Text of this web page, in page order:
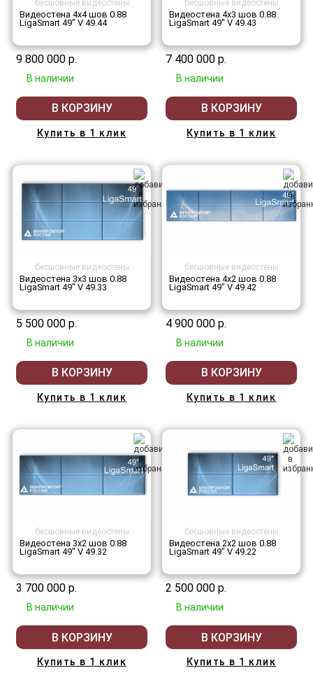
бесшовные видеостены
Видеостена 4x4 шов 0.88
LigaSmart 49" V 49.44
9 800 000 р.
В наличии
В КОРЗИНУ
Купить в 1 клик
бесшовные видеостены
Видеостена 4x3 шов 0.88
LigaSmart 49" V 49.43
7 400 000 р.
В наличии
В КОРЗИНУ
Купить в 1 клик
бесшовные видеостены
Видеостена 3x3 шов 0.88
LigaSmart 49" V 49.33
5 500 000 р.
В наличии
В КОРЗИНУ
Купить в 1 клик
бесшовные видеостены
Видеостена 4x2 шов 0.88
LigaSmart 49" V 49.42
4 900 000 р.
В наличии
В КОРЗИНУ
Купить в 1 клик
бесшовные видеостены
Видеостена 3x2 шов 0.88
LigaSmart 49" V 49.32
3 700 000 р.
В наличии
В КОРЗИНУ
Купить в 1 клик
бесшовные видеостены
Видеостена 2x2 шов 0.88
LigaSmart 49" V 49.22
2 500 000 р.
В наличии
В КОРЗИНУ
Купить в 1 клик